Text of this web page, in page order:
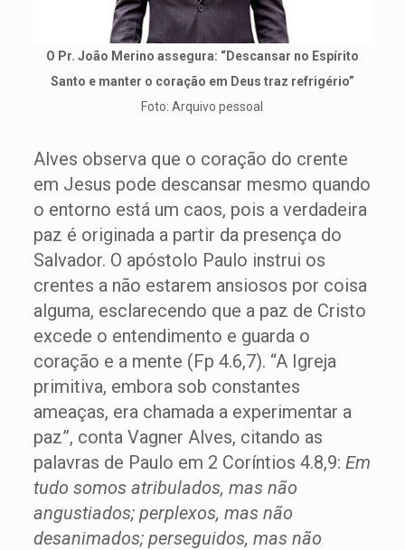
O Pr. João Merino assegura: “Descansar no Espírito
Santo e manter o coração em Deus traz refrigério”
Foto: Arquivo pessoal
Alves observa que o coração do crente
em Jesus pode descansar mesmo quando
o entorno está um caos, pois a verdadeira
paz é originada a partir da presença do
Salvador. O apóstolo Paulo instrui os
crentes a não estarem ansiosos por coisa
alguma, esclarecendo que a paz de Cristo
excede o entendimento e guarda o
coração e a mente (Fp 4.6,7). “A Igreja
primitiva, embora sob constantes
ameaças, era chamada a experimentar a
paz”, conta Vagner Alves, citando as
palavras de Paulo em 2 Coríntios 4.8,9: Em
tudo somos atribulados, mas não
angustiados; perplexos, mas não
desanimados; perseguidos, mas não